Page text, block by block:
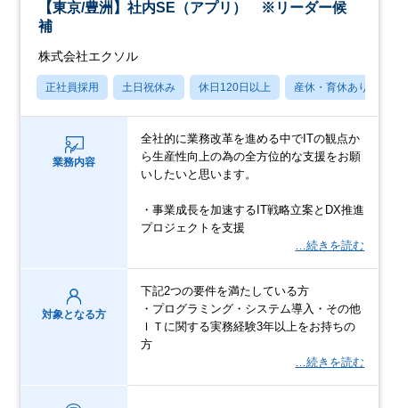
【東京/豊洲】社内SE（アプリ） ※リーダー候
補
株式会社エクソル
正社員採用 土日祝休み 休日120日以上 産休・育休あり
業務内容
全社的に業務改革を進める中でITの観点か
ら生産性向上の為の全方位的な支援をお願
いしたいと思います。
・事業成長を加速するIT戦略立案とDX推進
プロジェクトを支援
…続きを読む
対象となる方
下記2つの要件を満たしている方
・プログラミング・システム導入・その他
ＩＴに関する実務経験3年以上をお持ちの
方
…続きを読む